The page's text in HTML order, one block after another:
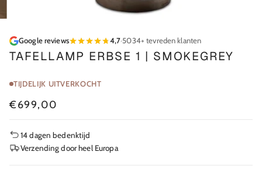
Google reviews 4,7·5034+ tevreden klanten
TAFELLAMP ERBSE 1 | SMOKEGREY
TIJDELIJK UITVERKOCHT
€699,00
14 dagen bedenktijd
Verzending door heel Europa